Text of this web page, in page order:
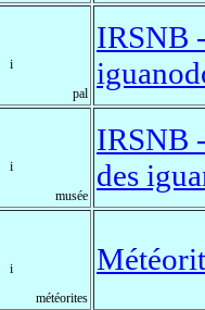
i
pal
IRSNB
i
musée
IRSNB
des
i
météorites